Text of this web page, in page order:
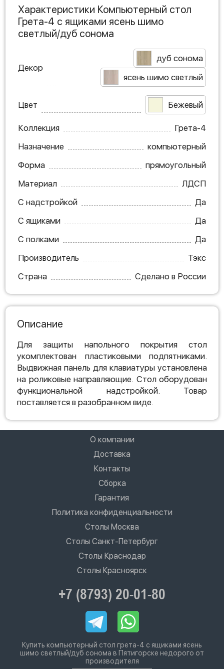
Характеристики Компьютерный стол
Грета-4 с ящиками ясень шимо
светлый/дуб сонома
Декор
дуб сонома
ясень шимо светлый
Цвет Бежевый
Коллекция
Грета-4
Назначение
компьютерный
Форма
прямоугольный
Материал
ЛДСП
С надстройкой
Да
С ящиками
Да
С полками
Да
Производитель
Тэкс
Страна
Сделано в России
Описание
Для защиты напольного покрытия стол
укомплектован пластиковыми подпятниками.
Выдвижная панель для клавиатуры установлена
на роликовые направляющие. Стол оборудован
функциональной надстройкой. Товар
поставляется в разобранном виде.
О компании
Доставка
Контакты
Сборка
Гарантия
Политика конфиденциальности
Столы Москва
Столы Санкт-Петербург
Столы Краснодар
Столы Красноярск
+7 (8793) 20-01-80
Купить компьютерный стол грета-4 с ящиками ясень
шимо светлый/дуб сонома в Пятигорске недорого от
производителя